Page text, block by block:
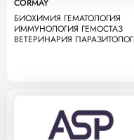
CORMAY
БИОХИМИЯ ГЕМАТОЛОГИЯ
ИММУНОЛОГИЯ ГЕМОСТАЗ
ВЕТЕРИНАРИЯ